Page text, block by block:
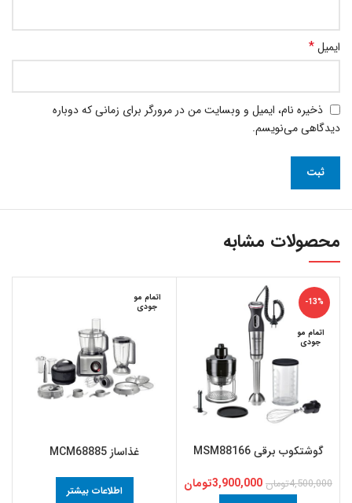
ایمیل*
ذخیره نام، ایمیل و وبسایت من در مرورگر برای زمانی که دوباره
دیدگاهی می‌نویسم.
محصولات مشابه
-13%
اتمام مو
جودی
گوشتکوب برقی MSM88166
4,500,000تومان 3,900,000تومان
اتمام مو
جودی
غذاساز MCM68885
اطلاعات بیشتر